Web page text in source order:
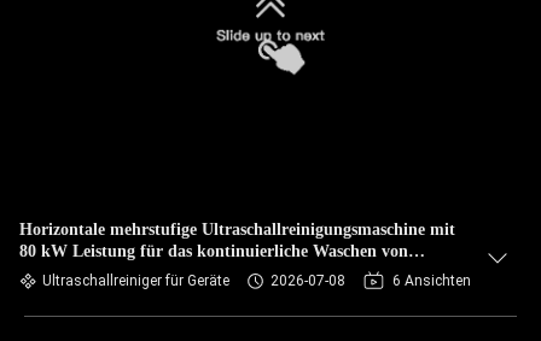
Horizontale mehrstufige Ultraschallreinigungsmaschine mit
80 kW Leistung für das kontinuierliche Waschen von
Glaslinsen
Ultraschallreiniger für Geräte 2026-07-08 6 Ansichten